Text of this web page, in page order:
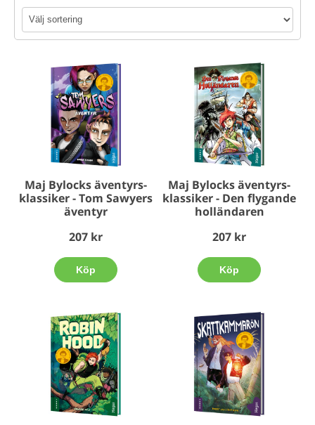
klassiker
Maj Bylocks äventyrs-
klassiker - Tom Sawyers
äventyr
207 kr
Köp
Maj Bylocks äventyrs-
klassiker - Den flygande
holländaren
207 kr
Köp